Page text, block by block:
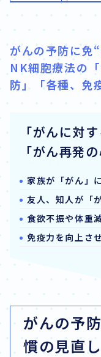
がんの予防に免
NK細胞療法の
防」「各種、免
「がんに対す
「がん再発
家族が「がん」
友人、知人が「
食欲不振や体重
免疫力を向上さ
がんの予
慣の見直